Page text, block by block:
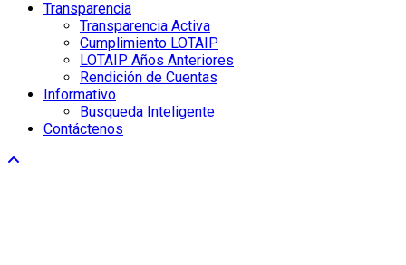
Transparencia
Transparencia Activa
Cumplimiento LOTAIP
LOTAIP Años Anteriores
Rendición de Cuentas
Informativo
Busqueda Inteligente
Contáctenos